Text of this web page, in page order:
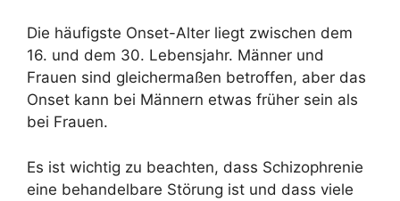
Die häufigste Onset-Alter liegt zwischen dem
16. und dem 30. Lebensjahr. Männer und
Frauen sind gleichermaßen betroffen, aber das
Onset kann bei Männern etwas früher sein als
bei Frauen.
Es ist wichtig zu beachten, dass Schizophrenie
eine behandelbare Störung ist und dass viele